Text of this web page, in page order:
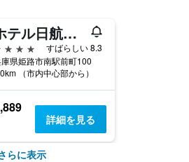
ホテル日航姫路
星
すばらしい 8.3
県姫路市南駅前町100
（市内中心部から）
詳細を見る
らに表示